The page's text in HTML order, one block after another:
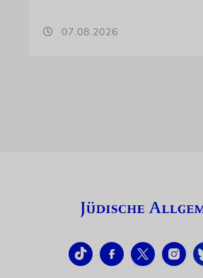
07.08.2026